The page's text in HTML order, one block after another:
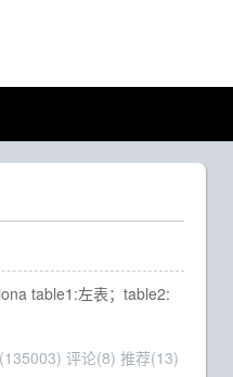
table1:左表；table2:
评论(8) 推荐(13)